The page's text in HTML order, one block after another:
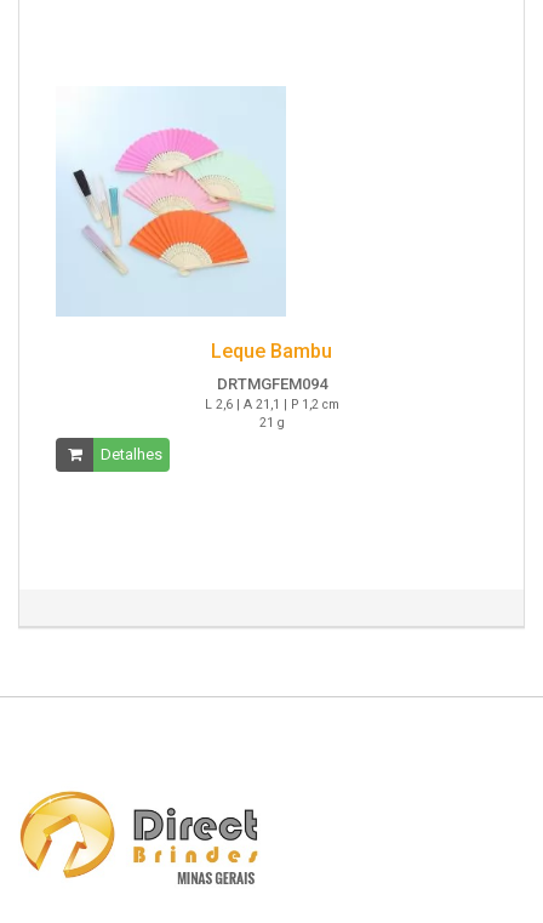
Leque Bambu
DRTMGFEM094
L 2,6 | A 21,1 | P 1,2 cm
21 g
Detalhes